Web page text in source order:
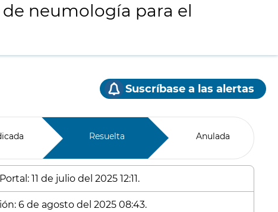
neumología para el
Suscríbase a las alertas
Resuelta Anulada
11 de julio del 2025 12:11.
6 de agosto del 2025 08:43.